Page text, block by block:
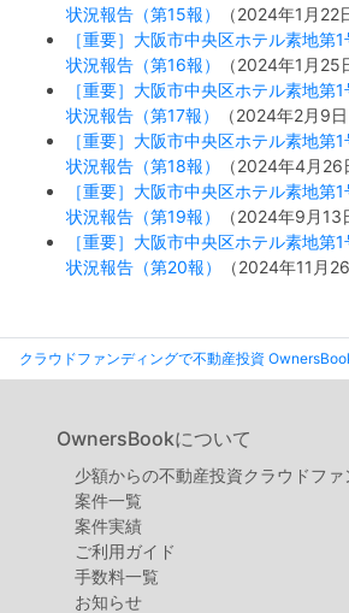
状況報告（第15報）
（2024年1月22
［重要］大阪市中央区ホテル素地第
状況報告（第16報）
（2024年1月25
［重要］大阪市中央区ホテル素地第
状況報告（第17報）
（2024年2月9日
［重要］大阪市中央区ホテル素地第
状況報告（第18報）
（2024年4月26
［重要］大阪市中央区ホテル素地第
状況報告（第19報）
（2024年9月13
［重要］大阪市中央区ホテル素地第
状況報告（第20報）
（2024年11月26
クラウドファンディングで不動産投資
OwnersBookについて
少額からの不動産投資クラウドフ
案件⼀覧
案件実績
ご利用ガイド
手数料一覧
お知らせ